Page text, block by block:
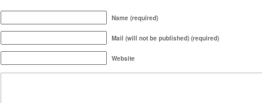
Name (required)
Mail (will not be published) (required)
Website